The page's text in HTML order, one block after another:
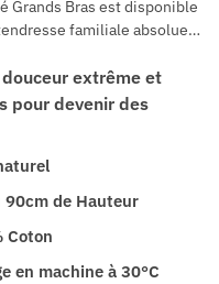
Grands Bras est disponible
familiale absolue…
extrême et
pour devenir des
90cm de Hauteur
Coton
en machine à 30°C